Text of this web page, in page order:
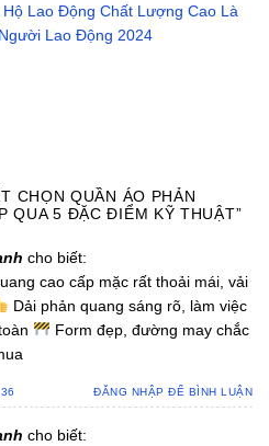
Lao Động Chất Lượng Cao Là
Lao Động 2024
CHỌN QUẦN ÁO PHẢN
QUA 5 ĐẶC ĐIỂM KỸ THUẬT”
cho biết:
cao cấp mặc rất thoải mái, vải
Dải phản quang sáng rõ, làm việc
Form đẹp, đường may chắc
ĐĂNG NHẬP ĐỂ BÌNH LUẬN
cho biết: